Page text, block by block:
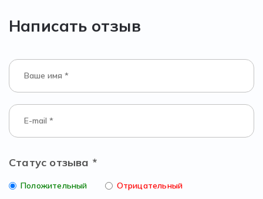
Написать отзыв
Статус отзыва *
Положительный Отрицательный